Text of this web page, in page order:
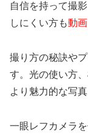
自信を持って撮
しにくい方も動
撮り方の秘訣や
す。光の使い方
より魅力的な写
一眼レフカメラ